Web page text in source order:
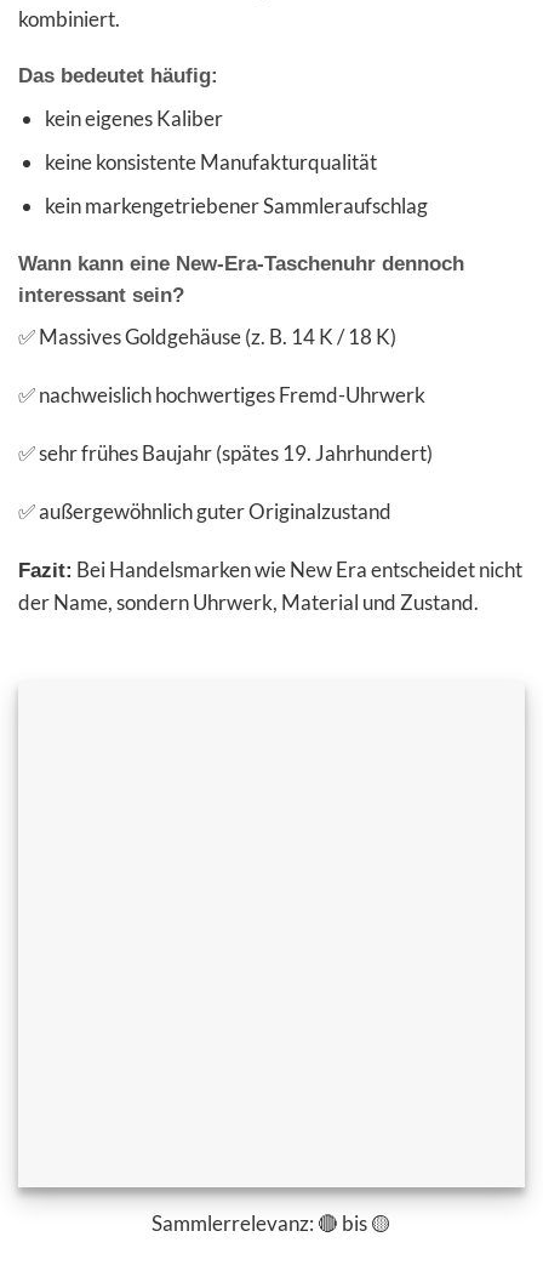
Sammlerrelevanz: 🔴 bis 🟡
kombiniert.
Das bedeutet häufig:
kein eigenes Kaliber
keine konsistente Manufakturqualität
kein markengetriebener Sammleraufschlag
Wann kann eine New-Era-Taschenuhr dennoch
interessant sein?
✅ Massives Goldgehäuse (z. B. 14 K / 18 K)
✅ nachweislich hochwertiges Fremd-Uhrwerk
✅ sehr frühes Baujahr (spätes 19. Jahrhundert)
✅ außergewöhnlich guter Originalzustand
Fazit: Bei Handelsmarken wie New Era entscheidet nicht
der Name, sondern Uhrwerk, Material und Zustand.